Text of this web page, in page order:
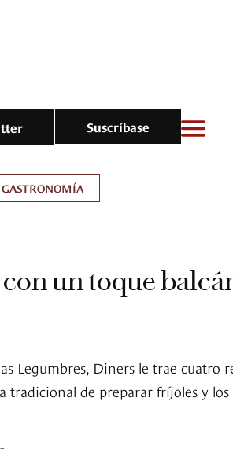
Suscríbase
GASTRONOMÍA
un toque
Legumbres, Diners le trae cuatro
tradicional de preparar fríjoles y los